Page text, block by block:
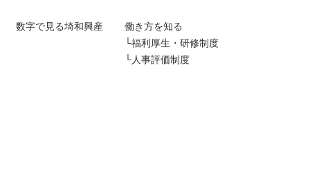
数字で見る埼和興産
働き方を知る
福利厚生・研修制度
人事評価制度